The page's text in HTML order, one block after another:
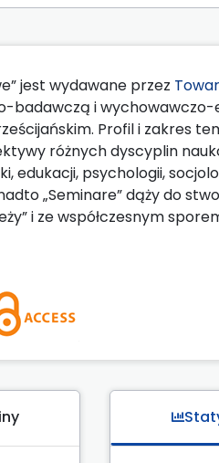
jest wydawane przez
badawczą i
Profil i zakres
różnych dyscyplin
edukacji, psychologii,
„Seminare” dąży do
i ze współczesnym